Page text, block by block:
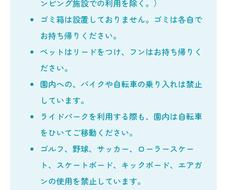
ンピング施設での利用を除く。）
ゴミ箱は設置しておりません。ゴミは各自で
お持ち帰りください。
ペットはリードをつけ、フンはお持ち帰りく
ださい。
園内への、バイクや自転車の乗り入れは禁止
しています。
ライドパークを利用する際も、園内は自転車
をひいてご移動ください。
ゴルフ、野球、サッカー、ローラースケー
ト、スケートボード、キックボード、エアガ
ンの使用を禁止しています。